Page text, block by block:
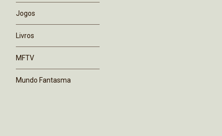
Jogos
Livros
MFTV
Mundo Fantasma